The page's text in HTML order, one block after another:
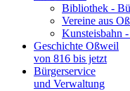
Bibliothek -
Vereine aus
Kunsteisbahn
Geschichte Oßweil
von 816 bis jetzt
Bürgerservice
und Verwaltung